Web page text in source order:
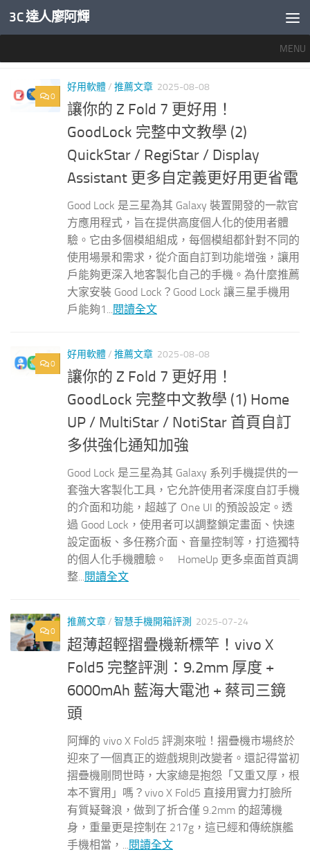
內文下方
3C 達人廖阿輝
MENU
0
好用軟體/ 推薦文章 2025-08-08
讓你的 Z Fold 7 更好用！
GoodLock 完整中文教學 (2)
QuickStar / RegiStar / Display
Assistant 更多自定義更好用更省電
Good Lock 是三星為其 Galaxy 裝置開發的一款官
方應用程式，旨在提供高度個人化的使用者體
驗。它由多個模組組成，每個模組都針對不同的
使用場景和需求，從介面自訂到功能增強，讓用
戶能夠更深入地客製化自己的手機。為什麼推薦
大家安裝 Good Lock？Good Lock 讓三星手機用
戶能夠1...閱讀全文
0
好用軟體/ 推薦文章 2025-08-08
讓你的 Z Fold 7 更好用！
GoodLock 完整中文教學 (1) Home
UP / MultiStar / NotiStar 首頁自訂
多供強化通知加強
Good Lock 是三星為其 Galaxy 系列手機提供的一
套強大客製化工具，它允許使用者深度自訂手機
的介面和功能，超越了 One UI 的預設設定。透
過 Good Lock，使用者可以調整鎖定畫面、快速
設定面板、多任務介面、音量控制等，打造獨特
的個人化手機體驗。 HomeUp 更多桌面首頁調
整...閱讀全文
0
推薦文章/ 智慧手機開箱評測 2025-07-24
超薄超輕摺疊機新標竿！vivo X
Fold5 完整評測：9.2mm 厚度 +
6000mAh 藍海大電池 + 蔡司三鏡
頭
阿輝的 vivo X Fold5 評測來啦！摺疊機市場終於
迎來了一個真正的遊戲規則改變者。還記得當初
摺疊機剛問世時，大家總是抱怨「又重又厚，根
本不實用」嗎？vivo X Fold5 直接用實力打臉所
有質疑聲浪，做到了折合僅 9.2mm 的超薄機
身，重量更是控制在 217g，這已經和傳統旗艦
手機相當，...
閱讀全文